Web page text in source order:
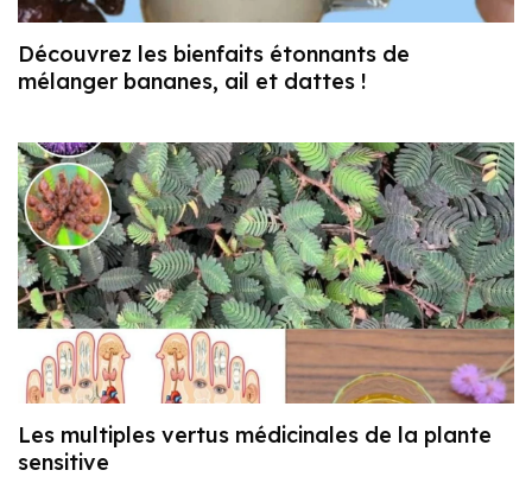
Découvrez les bienfaits étonnants de
mélanger bananes, ail et dattes !
Les multiples vertus médicinales de la plante
sensitive